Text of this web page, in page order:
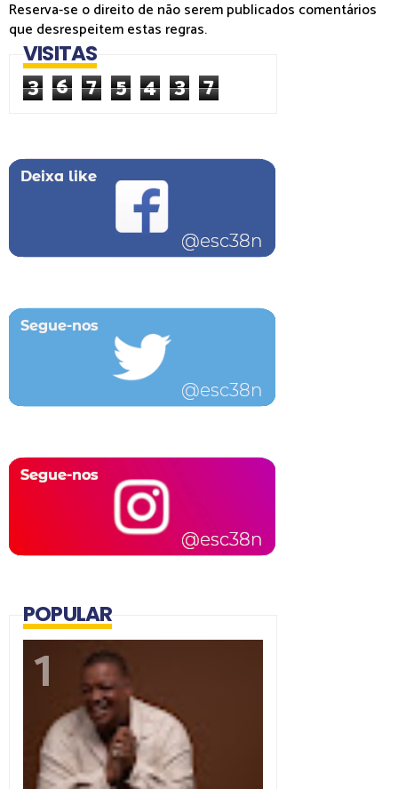
Reserva-se o direito de não serem publicados comentários
que desrespeitem estas regras.
VISITAS
3 6 7 5 4 3 7
POPULAR